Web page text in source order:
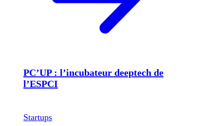
PC’UP : l’incubateur deeptech de
l’ESPCI
Startups